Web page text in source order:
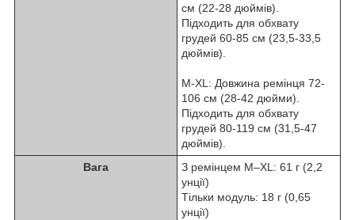
см (22-28 дюймів).
Підходить для обхвату
грудей 60-85 см (23,5-33,5
дюймів).
M-XL: Довжина ремінця 72-
106 см (28-42 дюйми).
Підходить для обхвату
грудей 80-119 см (31,5-47
дюймів).
Вага
З ремінцем M–XL: 61 г (2,2
унції)
Тільки модуль: 18 г (0,65
унції)